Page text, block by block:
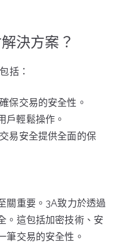
決方案？
括：
保交易的安全性。
戶輕鬆操作。
易安全提供全面的保
關重要。3A致力於透過
。這包括加密技術、安
筆交易的安全性。